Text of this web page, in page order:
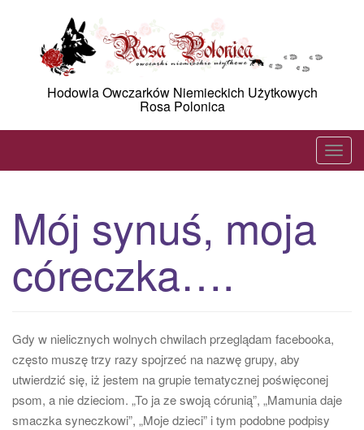
Hodowla Owczarków Niemieckich Użytkowych
Rosa Polonica
T
o
t
Mój synuś, moja
córeczka….
Gdy w nielicznych wolnych chwilach przeglądam facebooka,
często muszę trzy razy spojrzeć na nazwę grupy, aby
utwierdzić się, iż jestem na grupie tematycznej poświęconej
psom, a nie dzieciom. „To ja ze swoją córunią”, „Mamunia daje
smaczka syneczkowi”, „Moje dzieci” i tym podobne podpisy